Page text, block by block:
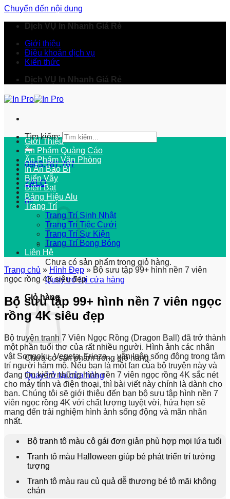
Chuyển đến nội dung
Dịch VỤ In Nhanh Giá Rẻ
Giới thiệu
Điều khoản dịch vụ
Kiến thức
Dịch VỤ In Nhanh Giá Rẻ
Tìm kiếm:
0903.787.767
ZALO
0₫
Chưa có sản phẩm trong giỏ hàng.
Quay trở lại cửa hàng
Giỏ hàng
Chưa có sản phẩm trong giỏ hàng.
Quay trở lại cửa hàng
Giới Thiệu
Ấn Phẩm Quảng Cáo
Ấn Phẩm Văn Phòng
In Ấn Bao Bì
Biển Vẫy
Biển Bạt
Bảng Hiệu Alu
Trang Trí
Trang Trí Sinh Nhật
Trang Trí Tiệc Cưới
Trang Trí Sự Kiện
Trang Trí Bong Bóng
Liên Hệ
Trang chủ » Hình Đẹp » Bộ sưu tập 99+ hình nền 7 viên
ngọc rồng 4K siêu đẹp
Bộ sưu tập 99+ hình nền 7 viên ngọc
rồng 4K siêu đẹp
Bộ truyện tranh 7 Viên Ngọc Rồng (Dragon Ball) đã trở thành
một phần tuổi thơ của rất nhiều người. Hình ảnh các nhân
vật Songoku, Vegeta, Frieza… vẫn luôn sống động trong tâm
trí người hâm mộ. Nếu bạn là một fan của bộ truyện này và
đang tìm kiếm những hình nền 7 viên ngọc rồng 4K sắc nét
cho máy tính và điện thoại, thì bài viết này chính là dành cho
bạn. Chúng tôi sẽ giới thiệu đến bạn bộ sưu tập hình nền 7
viên ngọc rồng 4K với chất lượng tuyệt vời, hứa hẹn sẽ
mang đến trải nghiệm hình ảnh sống động và mãn nhãn
nhất.
Bộ tranh tô màu cô gái đơn giản phù hợp mọi lứa tuổi
Tranh tô màu Halloween giúp bé phát triển trí tưởng
tượng
Tranh tô màu rau củ quả dễ thương bé tô mãi không
chán